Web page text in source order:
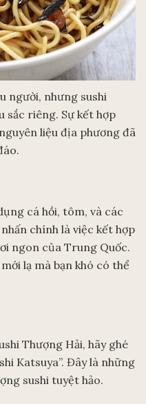
người, nhưng sushi
sắc riêng. Sự kết hợp
liệu địa phương đã
cá hồi, tôm, và các
chính là việc kết hợp
ngon của Trung Quốc.
lạ mà bạn khó có thể
Thượng Hải, hãy ghé
Katsuya”. Đây là những
sushi tuyệt hảo.